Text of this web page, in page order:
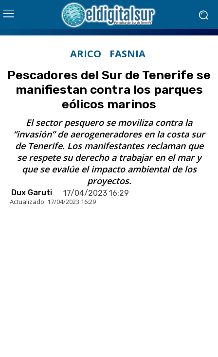
ARICO FASNIA
Pescadores del Sur de Tenerife se
manifiestan contra los parques
eólicos marinos
El sector pesquero se moviliza contra la
“invasión” de aerogeneradores en la costa sur
de Tenerife. Los manifestantes reclaman que
se respete su derecho a trabajar en el mar y
que se evalúe el impacto ambiental de los
proyectos.
Dux Garuti 17/04/2023 16:29
Actualizado: 17/04/2023 16:29